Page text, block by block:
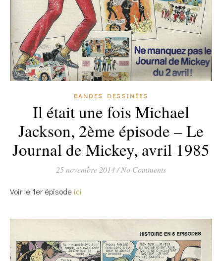
BANDES DESSINÉES
Il était une fois Michael
Jackson, 2ème épisode – Le
Journal de Mickey, avril 1985
25 novembre 2014/ No Comments
Voir le 1er épisode ici